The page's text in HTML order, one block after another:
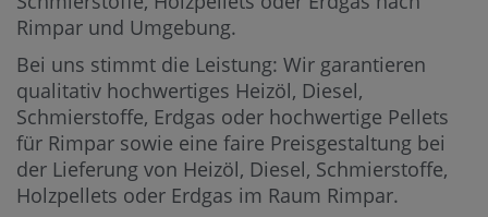
Rimpar und Umgebung.
Bei uns stimmt die Leistung: Wir garantieren
qualitativ hochwertiges Heizöl, Diesel,
Schmierstoffe, Erdgas oder hochwertige Pellets
für Rimpar sowie eine faire Preisgestaltung bei
der Lieferung von Heizöl, Diesel, Schmierstoffe,
Holzpellets oder Erdgas im Raum Rimpar.